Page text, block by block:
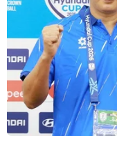
"Những tuyên bố
như vậy của Mỹ
tiếp tục duy trì
hoạt động định
phạm."
Nhà lãnh đạo
vi phạm luật